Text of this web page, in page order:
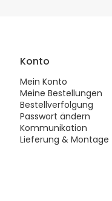
Konto
Mein Konto
Meine Bestellungen
Bestellverfolgung
Passwort ändern
Kommunikation
Lieferung & Montage